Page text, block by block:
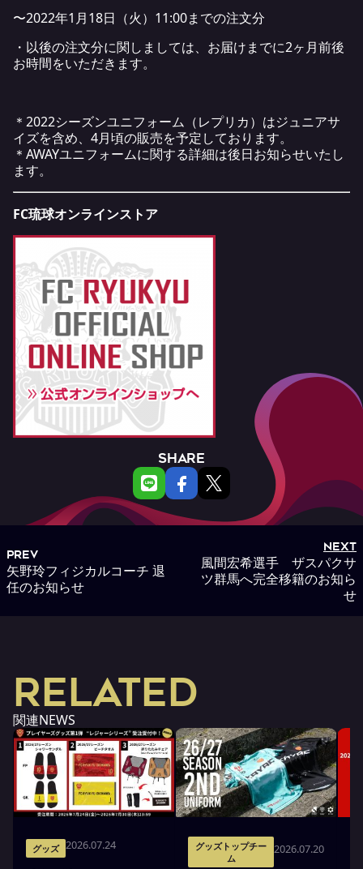
〜2022年1月18日（火）11:00までの注文分
・以後の注文分に関しましては、お届けまでに2ヶ月前後
お時間をいただきます。
＊2022シーズンユニフォーム（レプリカ）はジュニアサ
イズを含め、4月頃の販売を予定しております。
＊AWAYユニフォームに関する詳細は後日お知らせいたし
ます。
FC琉球オンラインストア
SHARE
PREV
矢野玲フィジカルコーチ 退
任のお知らせ
NEXT
風間宏希選手 ザスパクサ
ツ群馬へ完全移籍のお知ら
せ
RELATED
関連NEWS
グッズ 2026.07.24
グッズトップチー
ム
2026.07.20